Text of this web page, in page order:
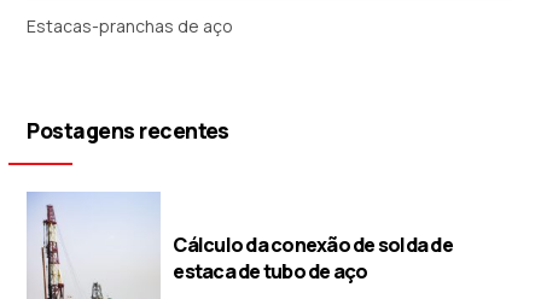
Estacas-pranchas de aço
Postagens recentes
Cálculo da conexão de solda de
estaca de tubo de aço